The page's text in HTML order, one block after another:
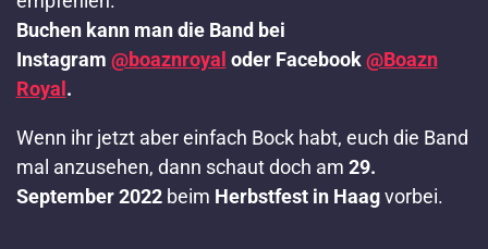
Buchen kann man die Band bei
Instagram @boaznroyal oder Facebook@Boazn
Royal .
Wenn ihr jetzt aber einfach Bock habt, euch die Band
mal anzusehen, dann schaut doch am 29.
September 2022 beim Herbstfest in Haagvorbei.